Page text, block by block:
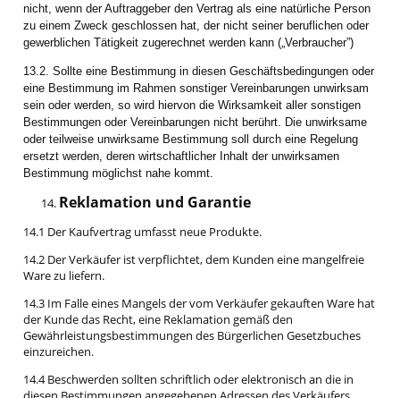
nicht, wenn der Auftraggeber den Vertrag als eine natürliche Person
zu einem Zweck geschlossen hat, der nicht seiner beruflichen oder
gewerblichen Tätigkeit zugerechnet werden kann („Verbraucher”)
13.2. Sollte eine Bestimmung in diesen Geschäftsbedingungen oder
eine Bestimmung im Rahmen sonstiger Vereinbarungen unwirksam
sein oder werden, so wird hiervon die Wirksamkeit aller sonstigen
Bestimmungen oder Vereinbarungen nicht berührt. Die unwirksame
oder teilweise unwirksame Bestimmung soll durch eine Regelung
ersetzt werden, deren wirtschaftlicher Inhalt der unwirksamen
Bestimmung möglichst nahe kommt.
Reklamation und Garantie
14.1 Der Kaufvertrag umfasst neue Produkte.
14.2 Der Verkäufer ist verpflichtet, dem Kunden eine mangelfreie
Ware zu liefern.
14.3 Im Falle eines Mangels der vom Verkäufer gekauften Ware hat
der Kunde das Recht, eine Reklamation gemäß den
Gewährleistungsbestimmungen des Bürgerlichen Gesetzbuches
einzureichen.
14.4 Beschwerden sollten schriftlich oder elektronisch an die in